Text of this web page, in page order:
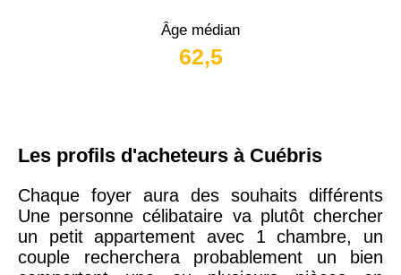
Âge médian
62,5
Les profils d'acheteurs à Cuébris
Chaque foyer aura des souhaits différents
Une personne célibataire va plutôt chercher
un petit appartement avec 1 chambre, un
couple recherchera probablement un bien